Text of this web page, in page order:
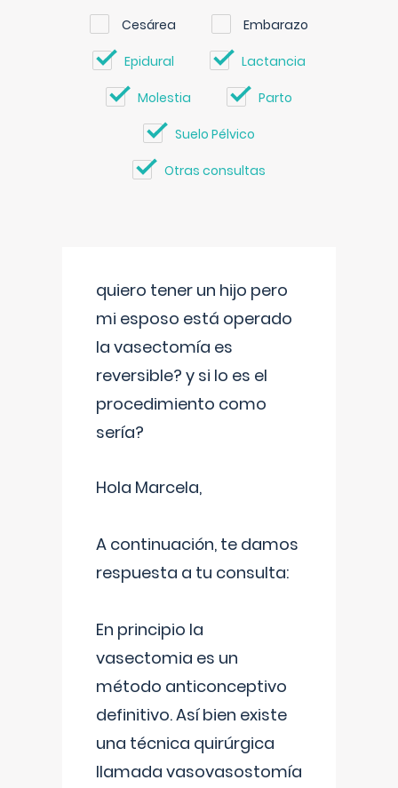
Cesárea Embarazo
Epidural Lactancia
Molestia Parto
Suelo Pélvico
Otras consultas
quiero tener un hijo pero
mi esposo está operado
la vasectomía es
reversible? y si lo es el
procedimiento como
sería?
Hola Marcela,
A continuación, te damos
respuesta a tu consulta:
En principio la
vasectomia es un
método anticonceptivo
definitivo. Así bien existe
una técnica quirúrgica
llamada vasovasostomía